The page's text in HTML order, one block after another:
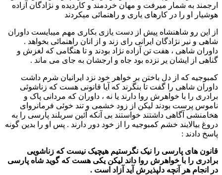
ارجمند به شمار میرفت و مهان خردمند و کاردیده و نژادگان آزاده
هوشیار او را در کارهای یاری و راهنمائی میکردند
از این رو شاهنشاه پیش از دست یازی بکاری مهم میبایست داوران
شاهی و نیر نژادگان ایرانی رای زند و از انان راهنمائی بخواهد .
داوران شاهی ، هفت تن آزاده نژاد بودند و تا هنگامی که لغزش و
گناهی از ایشان یر نزده بود جاه و ارجشان به جای می ماند .
کمبوجیه که از دل باختن بر خواهر خود نزد ایرانیان شرم داشت
داوران شاهی را گفت تا بنگرند که آیا قانونی هست که زناشوئی
برادری را با خواهرش روا دارند یا نه ، داوران که مردانی پاک و
ناموس پرست بودند لیکن از زود خشمی و تند خوئی فرمانروای
هخامنشی آگاهی داشتند خواستند بی آنکه آئین سربلند پارسی را به
دروغ بیالایند خشم کمبوجیه را از خود دور دارند . پس او را بدین گونه
پاسخ دادند :
قانون های پارسی را نیک نگرستیم هیچیک نیست که زناشویی
برادری را با خواهرش روا داند لیکن یکی هست که گوید شاه پارسی
در انجام هر آنچه دلپذیرش آید آزاد است .